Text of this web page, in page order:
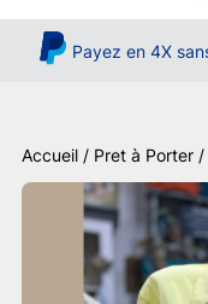
Payez en 4X
Accueil / Pret à Porter /